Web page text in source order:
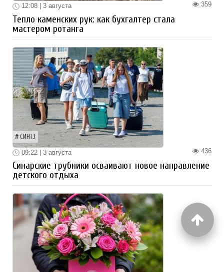
359
12:08 | 3 августа
Тепло каменских рук: как бухгалтер стала
мастером ротанга
СИНТЗ
436
09:22 | 3 августа
Синарские трубники осваивают новое направление
детского отдыха